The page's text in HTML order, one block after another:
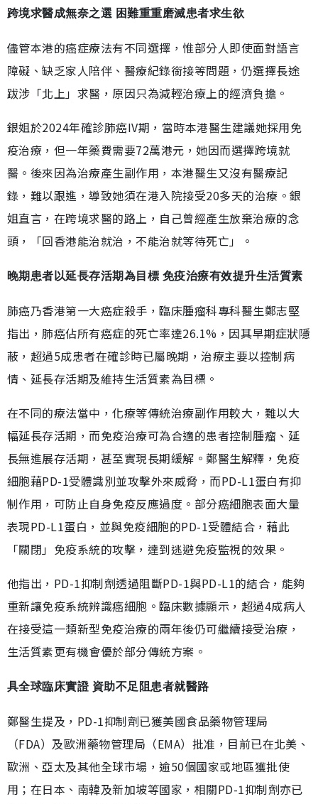
跨境求醫成無奈之選 困難重重磨滅患者求生欲
儘管本港的癌症療法有不同選擇，惟部分人即使面對語言
障礙、缺乏家人陪伴、醫療紀錄銜接等問題，仍選擇長途
跋涉「北上」求醫，原因只為減輕治療上的經濟負擔。
銀姐於2024年確診肺癌IV期，當時本港醫生建議她採用免
疫治療，但一年藥費需要72萬港元，她因而選擇跨境就
醫。後來因為治療產生副作用，本港醫生又沒有醫療記
錄，難以跟進，導致她須在港入院接受20多天的治療。銀
姐直言，在跨境求醫的路上，自己曾經產生放棄治療的念
頭，「回香港能治就治，不能治就等待死亡」。
晚期患者以延長存活期為目標 免疫治療有效提升生活質素
肺癌乃香港第一大癌症殺手，臨床腫瘤科專科醫生鄭志堅
指出，肺癌佔所有癌症的死亡率達26.1%，因其早期症狀隱
蔽，超過5成患者在確診時已屬晚期，治療主要以控制病
情、延長存活期及維持生活質素為目標。
在不同的療法當中，化療等傳統治療副作用較大，難以大
幅延長存活期，而免疫治療可為合適的患者控制腫瘤、延
長無進展存活期，甚至實現長期緩解。鄭醫生解釋，免疫
細胞藉PD-1受體識別並攻擊外來威脅，而PD-L1蛋白有抑
制作用，可防止自身免疫反應過度。部分癌細胞表面大量
表現PD-L1蛋白，並與免疫細胞的PD-1受體結合，藉此
「關閉」免疫系統的攻擊，達到逃避免疫監視的效果。
他指出，PD-1抑制劑透過阻斷PD-1與PD-L1的結合，能夠
重新讓免疫系統辨識癌細胞。臨床數據顯示，超過4成病人
在接受這一類新型免疫治療的兩年後仍可繼續接受治療，
生活質素更有機會優於部分傳統方案。
具全球臨床實證 資助不足阻患者就醫路
鄭醫生提及，PD-1抑制劑已獲美國食品藥物管理局
（FDA）及歐洲藥物管理局（EMA）批准，目前已在北美、
歐洲、亞太及其他全球市場，逾50個國家或地區獲批使
用；在日本、南韓及新加坡等國家，相關PD-1抑制劑亦已